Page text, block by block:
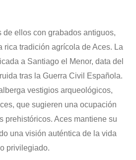
de ellos con grabados antiguos,
rica tradición agrícola de Aces. La
a Santiago el Menor, data del
tras la Guerra Civil Española.
vestigios arqueológicos,
que sugieren una ocupación
prehistóricos. Aces mantiene su
una visión auténtica de la vida
privilegiado.